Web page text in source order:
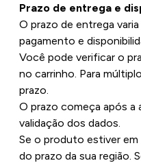
Prazo de entrega e
O prazo de entrega
pagamento e
Você pode verificar o
no carrinho. Para
prazo.
O prazo começa após a
validação dos dados.
Se o produto estiver
do prazo da sua região.